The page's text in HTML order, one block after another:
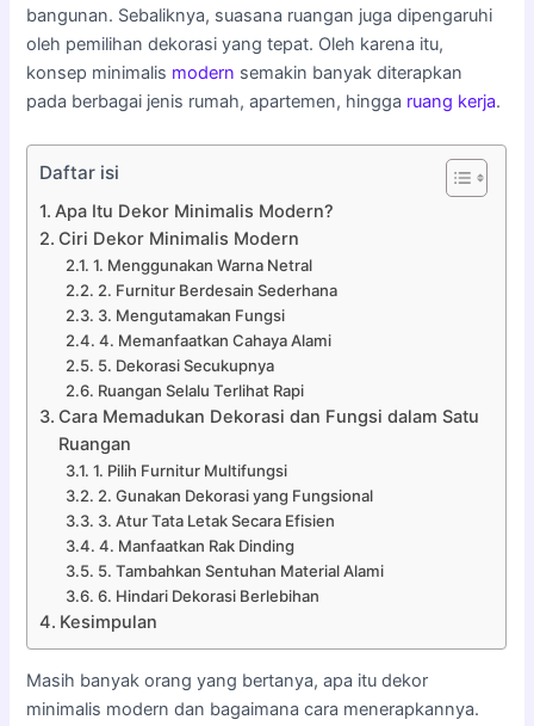
bangunan. Sebaliknya, suasana ruangan juga dipengaruhi
oleh pemilihan dekorasi yang tepat. Oleh karena itu,
konsep minimalis modern semakin banyak diterapkan
pada berbagai jenis rumah, apartemen, hingga ruang kerja.
Daftar isi
Apa Itu Dekor Minimalis Modern?
Ciri Dekor Minimalis Modern
1. Menggunakan Warna Netral
2. Furnitur Berdesain Sederhana
3. Mengutamakan Fungsi
4. Memanfaatkan Cahaya Alami
5. Dekorasi Secukupnya
Ruangan Selalu Terlihat Rapi
Cara Memadukan Dekorasi dan Fungsi dalam Satu
Ruangan
1. Pilih Furnitur Multifungsi
2. Gunakan Dekorasi yang Fungsional
3. Atur Tata Letak Secara Efisien
4. Manfaatkan Rak Dinding
5. Tambahkan Sentuhan Material Alami
6. Hindari Dekorasi Berlebihan
Kesimpulan
Masih banyak orang yang bertanya, apa itu dekor
minimalis modern dan bagaimana cara menerapkannya.